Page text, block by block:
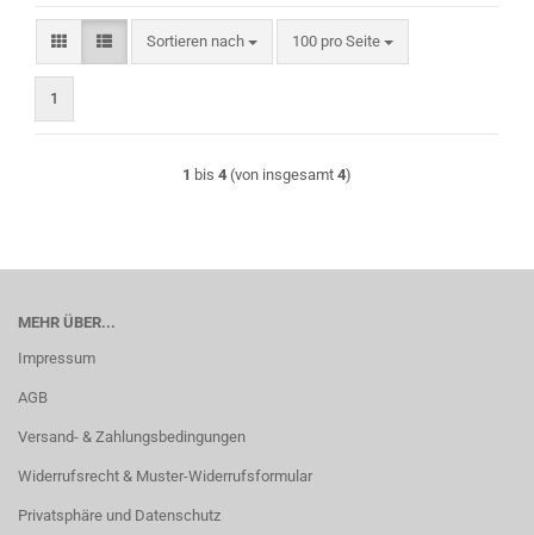
Sortieren nach
Sortieren nach 100 pro Seite
pro Seite
1
1 bis 4 (von insgesamt 4)
MEHR ÜBER...
Impressum
AGB
Versand- & Zahlungsbedingungen
Widerrufsrecht & Muster-Widerrufsformular
Privatsphäre und Datenschutz